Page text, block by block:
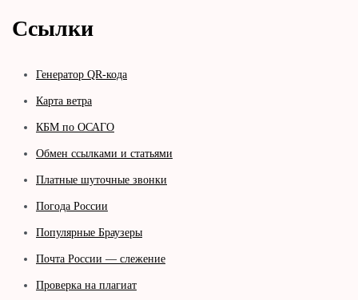
Ссылки
Генератор QR-кода
Карта ветра
КБМ по ОСАГО
Обмен ссылками и статьями
Платные шуточные звонки
Погода России
Популярные Браузеры
Почта России — слежение
Проверка на плагиат